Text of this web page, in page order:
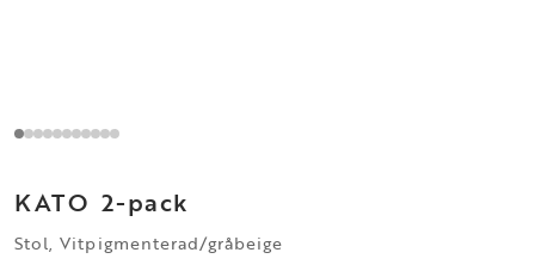
KATO 2-pack
Stol, Vitpigmenterad/gråbeige